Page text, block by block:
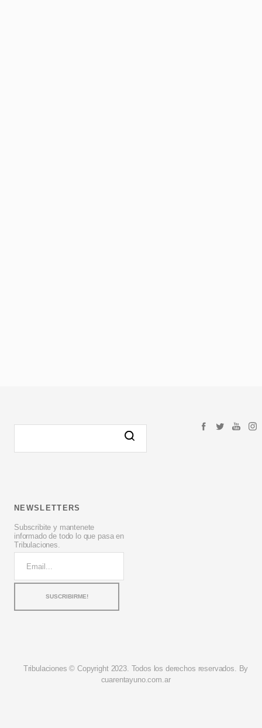
NEWSLETTERS
Subscribite y mantenete
informado de todo lo que pasa en
Tribulaciones.
Tribulaciones © Copyright 2023. Todos los derechos reservados. By
cuarentayuno.com.ar